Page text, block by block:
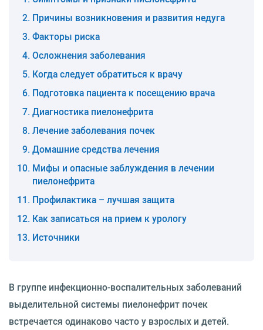
Причины возникновения и развития недуга
Факторы риска
Осложнения заболевания
Когда следует обратиться к врачу
Подготовка пациента к посещению врача
Диагностика пиелонефрита
Лечение заболевания почек
Домашние средства лечения
Мифы и опасные заблуждения в лечении
пиелонефрита
Профилактика – лучшая защита
Как записаться на прием к урологу
Источники
В группе инфекционно-воспалительных заболеваний
выделительной системы пиелонефрит почек
встречается одинаково часто у взрослых и детей.